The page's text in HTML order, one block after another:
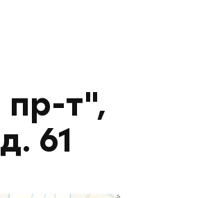
т",
61